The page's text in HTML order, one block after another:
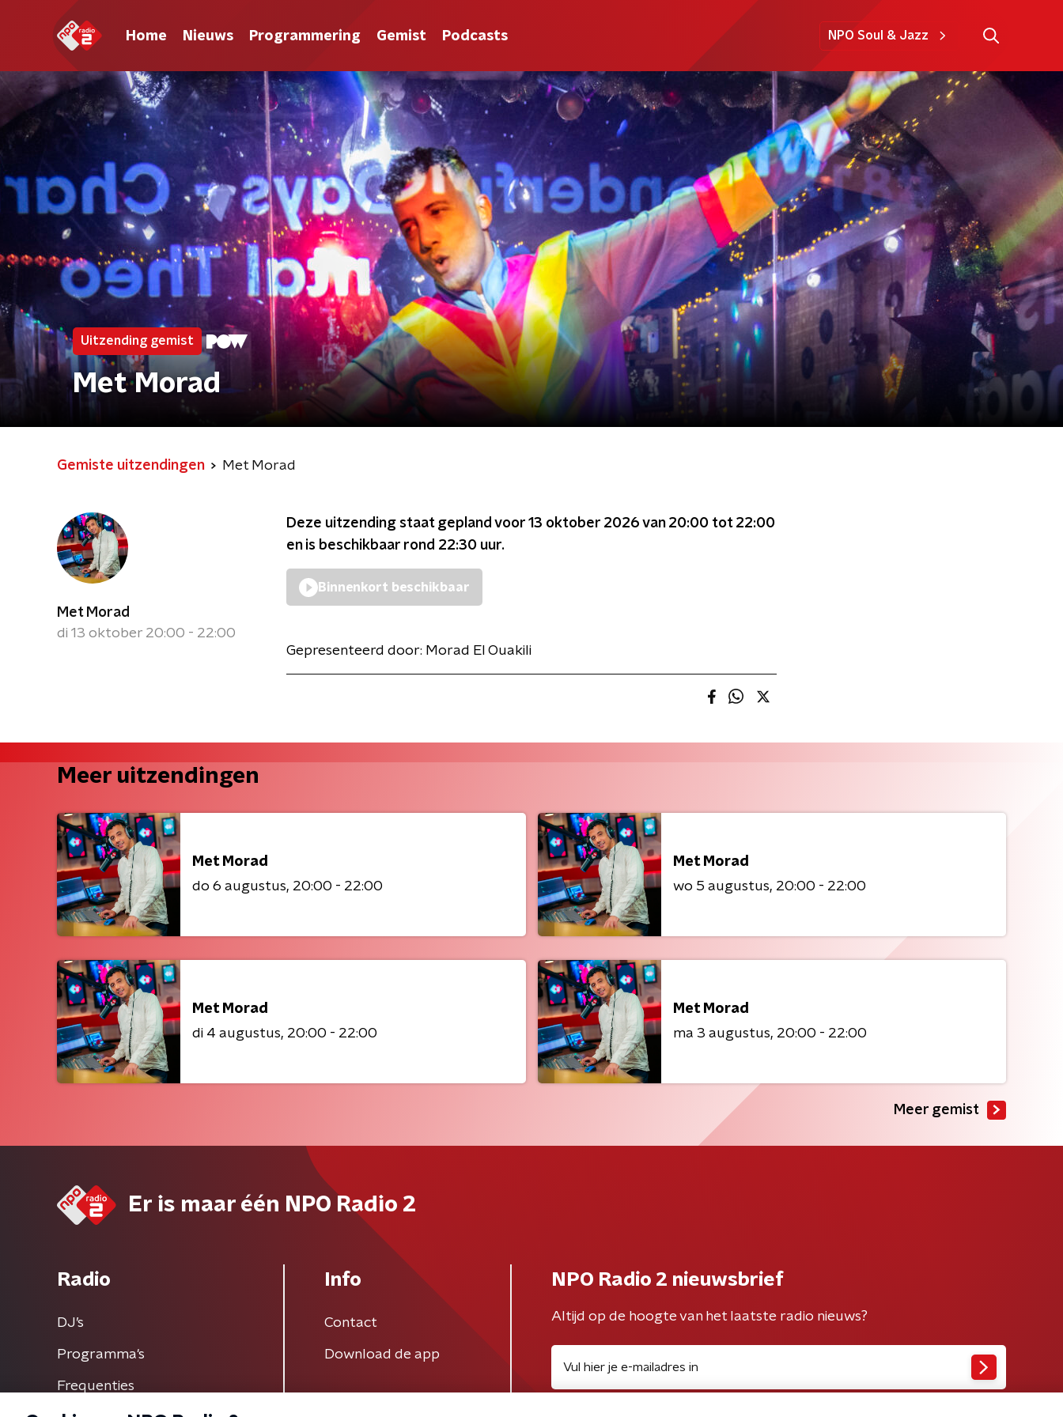
Home Nieuws Programmering Gemist Podcasts NPO Soul & Jazz
Uitzending gemist
Met Morad
Gemiste uitzendingen Met Morad
Met Morad
di 13 oktober 20:00 - 22:00
Deze uitzending staat gepland voor 13 oktober 2026 van 20:00 tot 22:00
en is beschikbaar rond 22:30 uur.
Binnenkort beschikbaar
Gepresenteerd door: Morad El Ouakili
Meer uitzendingen
Met Morad
do 6 augustus 20:00 - 22:00
Met Morad
wo 5 augustus 20:00 - 22:00
Met Morad
di 4 augustus 20:00 - 22:00
Met Morad
ma 3 augustus 20:00 - 22:00
Meer gemist
Er is maar één NPO Radio 2
Radio
DJ’s
Programma's
Frequenties
Info
Contact
Download de app
NPO Radio 2 nieuwsbrief
Altijd op de hoogte van het laatste radio nieuws?